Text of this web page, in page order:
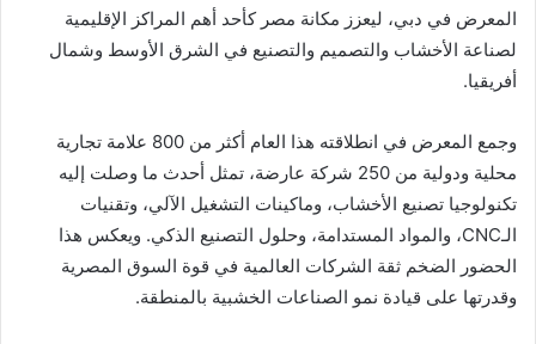
المعرض في دبي، ليعزز مكانة مصر كأحد أهم المراكز الإقليمية
لصناعة الأخشاب والتصميم والتصنيع في الشرق الأوسط وشمال
أفريقيا.
وجمع المعرض في انطلاقته هذا العام أكثر من 800 علامة تجارية
محلية ودولية من 250 شركة عارضة، تمثل أحدث ما وصلت إليه
تكنولوجيا تصنيع الأخشاب، وماكينات التشغيل الآلي، وتقنيات
الـCNC، والمواد المستدامة، وحلول التصنيع الذكي. ويعكس هذا
الحضور الضخم ثقة الشركات العالمية في قوة السوق المصرية
وقدرتها على قيادة نمو الصناعات الخشبية بالمنطقة.